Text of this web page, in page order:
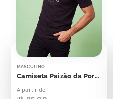
MASCULINO
Camiseta Paizão da Porra
A partir de: